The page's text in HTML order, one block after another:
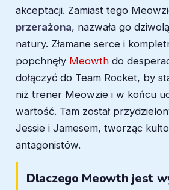
akceptacji. Zamiast tego
przerażona, nazwała go
natury. Złamane serce i
popchnęły Meowth do
dołączyć do Team Rocket, by
niż trener Meowzie i w końcu
wartość. Tam został
Jessie i Jamesem, tworząc
antagonistów.
Dlaczego Meowth jest